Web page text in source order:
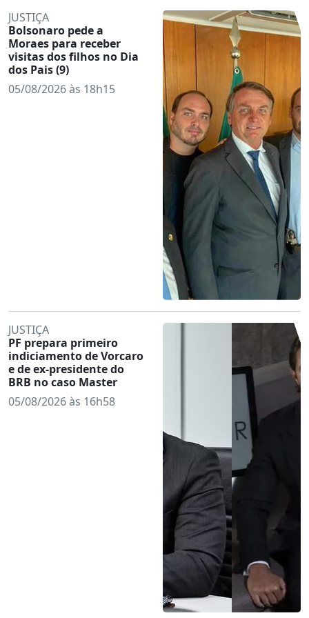
JUSTIÇA
Bolsonaro pede a
Moraes para receber
visitas dos filhos no Dia
dos Pais (9)
05/08/2026 às 18h15
JUSTIÇA
PF prepara primeiro
indiciamento de Vorcaro
e de ex-presidente do
BRB no caso Master
05/08/2026 às 16h58